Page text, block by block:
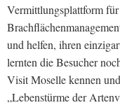
Vermittlungsplattform
und helfen, ihren
lernten die Besucher
Visit Moselle kennen
„Lebenstürme der